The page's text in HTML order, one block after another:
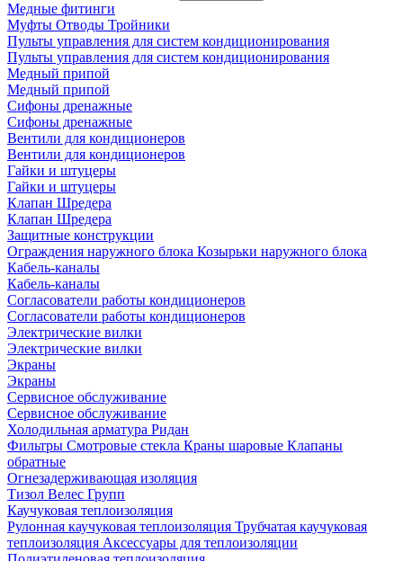
Медные фитинги
Муфты Отводы Тройники
Пульты управления для систем кондиционирования
Пульты управления для систем кондиционирования
Медный припой
Медный припой
Сифоны дренажные
Сифоны дренажные
Вентили для кондиционеров
Вентили для кондиционеров
Гайки и штуцеры
Гайки и штуцеры
Клапан Шредера
Клапан Шредера
Защитные конструкции
Ограждения наружного блока Козырьки наружного блока
Кабель-каналы
Кабель-каналы
Согласователи работы кондиционеров
Согласователи работы кондиционеров
Электрические вилки
Электрические вилки
Экраны
Экраны
Сервисное обслуживание
Сервисное обслуживание
Холодильная арматура Ридан
Фильтры Смотровые стекла Краны шаровые Клапаны
обратные
Огнезадерживающая изоляция
Тизол Велес Групп
Каучуковая теплоизоляция
Рулонная каучуковая теплоизоляция Трубчатая каучуковая
теплоизоляция Аксессуары для теплоизоляции